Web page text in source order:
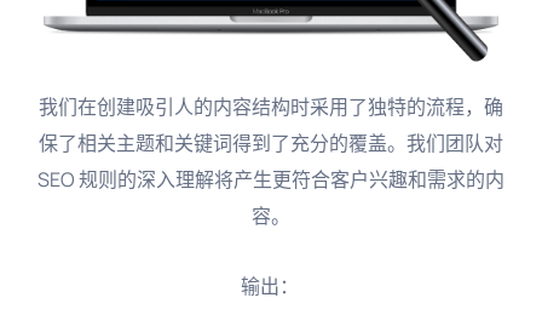
我们在创建吸引人的内容结构时采用了独特的流程，确
保了相关主题和关键词得到了充分的覆盖。我们团队对
SEO 规则的深入理解将产生更符合客户兴趣和需求的内
容。
输出：